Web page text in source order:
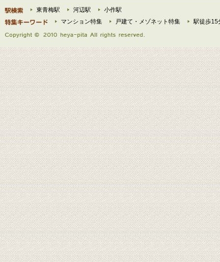
東青梅駅 河辺駅
小作駅
マンション特集
戸建て・メゾネット特集 駅徒歩15